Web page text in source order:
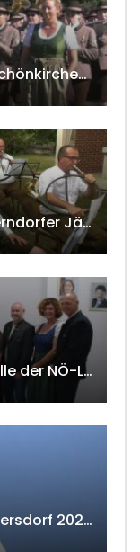
Bezirksmusikfest 2023 in Schönkirchen-Reyersdorf
11. Jagdheuriger der Gänserndorfer Jäger 2020 w4tv166
Eröffnung der Geschäftstelle der NÖ-Landarbeiterkammer in Mistelbach w4tv174
Spatenstich Windpark Wilfersdorf 2023 w4tv177